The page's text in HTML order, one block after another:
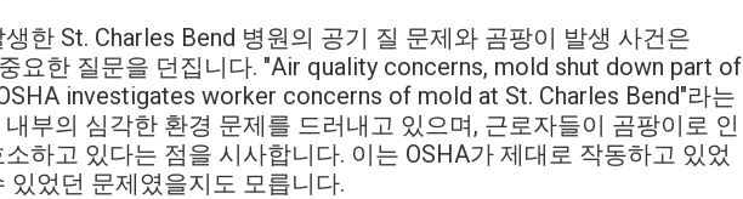
한 St. Charles Bend 병원의 공기 질 문제와 곰팡이 발생 사건은
요한 질문을 던집니다. "Air quality concerns, mold shut down part of
investigates worker concerns of mold at St. Charles Bend"라는
부의 심각한 환경 문제를 드러내고 있으며, 근로자들이 곰팡이로 인
하고 있다는 점을 시사합니다. 이는 OSHA가 제대로 작동하고 있었
있었던 문제였을지도 모릅니다.